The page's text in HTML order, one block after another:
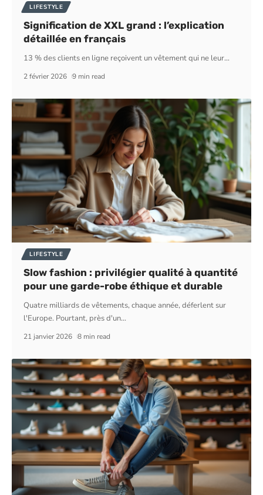
LIFESTYLE
Signification de XXL grand : l’explication
détaillée en français
13 % des clients en ligne reçoivent un vêtement qui ne leur…
2 février 2026 9 min read
LIFESTYLE
Slow fashion : privilégier qualité à quantité
pour une garde-robe éthique et durable
Quatre milliards de vêtements, chaque année, déferlent sur
l'Europe. Pourtant, près d'un…
21 janvier 2026 8 min read